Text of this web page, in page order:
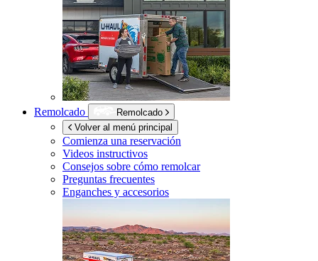
Remolcado
Remolcado
Volver al menú principal
Comienza una reservación
Videos instructivos
Consejos sobre cómo remolcar
Preguntas frecuentes
Enganches y accesorios